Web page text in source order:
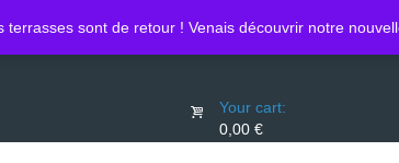
terrasses sont de retour ! Venais découvrir notre
0450740095
Your cart:
0,00 €